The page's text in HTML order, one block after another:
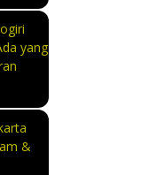
yang
&